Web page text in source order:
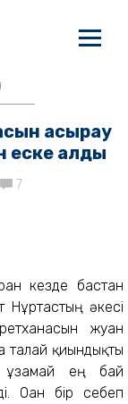
асырау
еске алды
7
кезде бастан
Нұртастың әкесі
жуған
талай қиындықты
ұзамай ең бай
Оған бір себеп